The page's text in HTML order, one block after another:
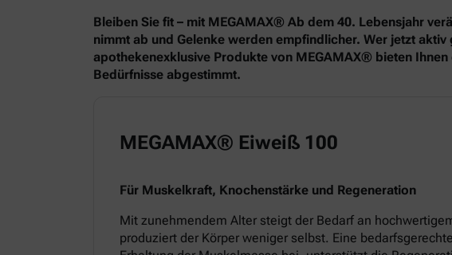
Bleiben Sie fit – mit MEGAMAX® Ab dem 40. Lebensjahr
nimmt ab und Gelenke werden empfindlicher. Wer jetzt
apothekenexklusive Produkte von MEGAMAX® bieten
Bedürfnisse abgestimmt.
MEGAMAX® Eiweiß 100
Für Muskelkraft, Knochenstärke und Regeneration
Mit zunehmendem Alter steigt der Bedarf an
produziert der Körper weniger selbst. Eine